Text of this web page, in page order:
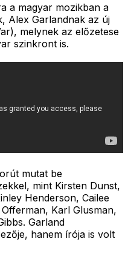
a magyar mozikban a
Alex Garlandnak az új
melynek az előzetese
szinkront is.
mutat be
mint Kirsten Dunst,
Henderson, Cailee
Karl Glusman,
Garland
hanem írója is volt